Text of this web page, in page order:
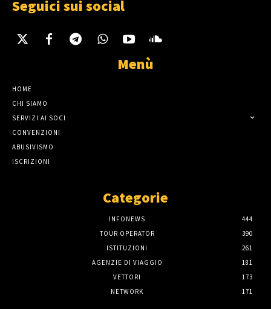
Seguici sui social
Menù
HOME
CHI SIAMO
SERVIZI AI SOCI
CONVENZIONI
ABUSIVISMO
ISCRIZIONI
Categorie
INFONEWS
444
TOUR OPERATOR
390
ISTITUZIONI
261
AGENZIE DI VIAGGIO
181
VETTORI
173
NETWORK
171